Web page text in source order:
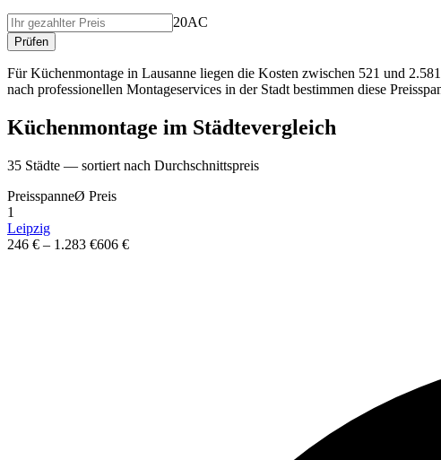
20AC
Prüfen
Für Küchenmontage in Lausanne liegen die Kosten zwischen 521 und
nach professionellen Montageservices in der Stadt bestimmen diese
Küchenmontage im Städtevergleich
35 Städte — sortiert nach Durchschnittspreis
PreisspanneØ Preis
1
Leipzig
246 € – 1.283 €606 €